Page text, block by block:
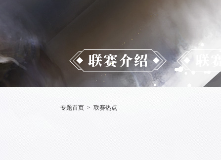
专题首页 > 联赛热点